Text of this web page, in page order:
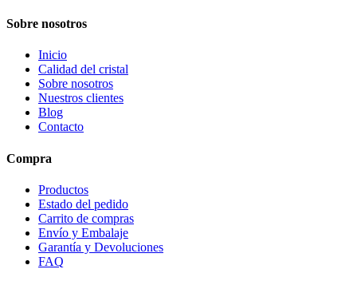
Sobre nosotros
Inicio
Calidad del cristal
Sobre nosotros
Nuestros clientes
Blog
Contacto
Compra
Productos
Estado del pedido
Carrito de compras
Envío y Embalaje
Garantía y Devoluciones
FAQ